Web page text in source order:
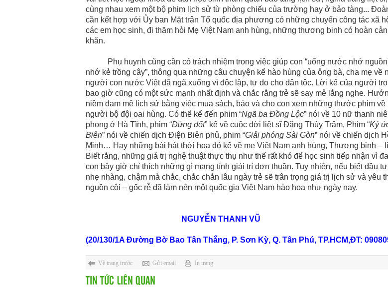
cùng nhau xem một bộ phim lịch sử từ phòng chiếu của trường hay ở bảo tàng...
cần kết hợp với Ủy ban Mặt trận Tổ quốc địa phương có những chuyến công tác xã
các em học sinh, đi thăm hỏi Mẹ Việt Nam anh hùng, những thương binh có hoàn
khăn.
Phụ huynh cũng cần có trách nhiệm trong việc giúp con “uống nước nhớ
nhớ kẻ trồng cây”, thông qua những câu chuyện kể hào hùng của ông bà, cha mẹ về
người con nước Việt đã ngã xuống vì độc lập, tự do cho dân tộc. Lời kể của người
bao giờ cũng có một sức mạnh nhất định và chắc rằng trẻ sẽ say mê lắng nghe.
niềm đam mê lịch sử bằng việc mua sách, báo và cho con xem những thước phim về
người bộ đội oai hùng. Có thể kể đến phim “Ngã ba Đồng Lộc” nói về 10 nữ thanh
phong ở Hà Tĩnh, phim “Đừng đốt” kể về cuộc đời liệt sĩ Đặng Thùy Trâm, Phim “Ký
Biên” nói về chiến dịch Điện Biên phủ, phim “Giải phóng Sài Gòn” nói về chiến dịch
Minh… Hay những bài hát thời hoa đỏ kể về mẹ Việt Nam anh hùng, Thương binh –
Biết rằng, những giá trị nghệ thuật thực thụ như thế rất khó để học sinh tiếp nhận vì
con bây giờ chỉ thích những gì mang tính giải trí đơn thuần. Tuy nhiên, nếu biết đầu
nhẹ nhàng, chậm mà chắc, chắc chắn lâu ngày trẻ sẽ trân trọng giá trị lịch sử và yêu
nguồn cội – gốc rễ đã làm nên một quốc gia Việt Nam hào hoa như ngày nay.
NGUYỄN THANH VŨ
(20/130/1A Đường Bờ Bao Tân Thắng, P. Sơn Kỳ, Q. Tân Phú, TP.HCM,ĐT:
Về trang trước Gửi email In trang
TIN TỨC LIÊN QUAN